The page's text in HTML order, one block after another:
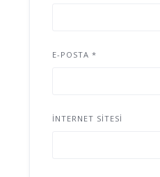
E-POSTA *
İNTERNET SITESI